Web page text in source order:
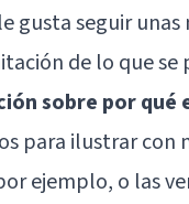
gusta seguir
de lo que se
sobre por qué
para ilustrar con
ejemplo, o las